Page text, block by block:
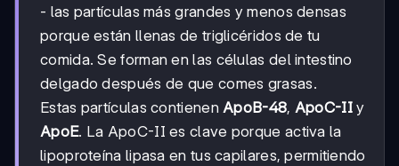
- las partículas más grandes y menos densas
porque están llenas de triglicéridos de tu
comida. Se forman en las células del intestino
delgado después de que comes grasas.
Estas partículas contienenApoB-48, ApoC-IIy
ApoE. La ApoC-II es clave porque activa la
lipoproteína lipasa en tus capilares, permitiendo